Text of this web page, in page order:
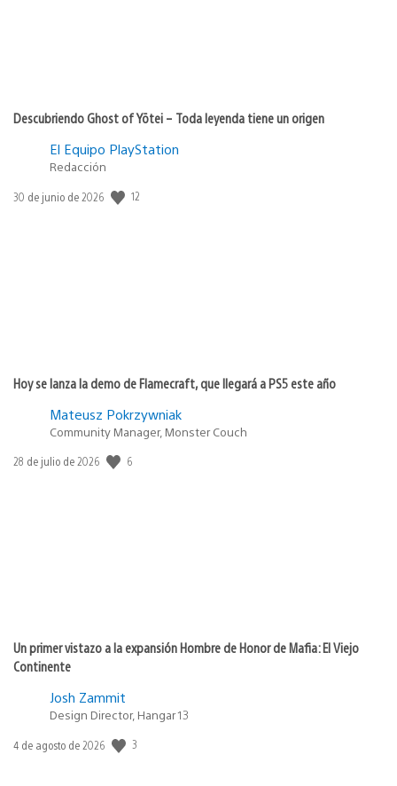
Descubriendo Ghost of Yōtei – Toda leyenda tiene un origen
El Equipo PlayStation
Redacción
Fecha
30 de junio de 2026 12
Hoy se lanza la demo de Flamecraft, que llegará a PS5 este año
Mateusz Pokrzywniak
Community Manager, Monster Couch
Fecha
28 de julio de 2026 6
Un primer vistazo a la expansión Hombre de Honor de Mafia: El Viejo
Continente
Josh Zammit
Design Director, Hangar 13
Fecha
4 de agosto de 2026 3